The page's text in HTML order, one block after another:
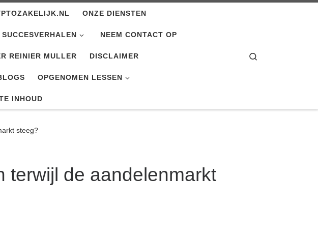
ONZE DIENSTEN
SUCCESVERHALEN NEEM CONTACT OP
REINIER MULLER DISCLAIMER
OPGENOMEN LESSEN
INHOUD
steeg?
terwijl de aandelenmarkt